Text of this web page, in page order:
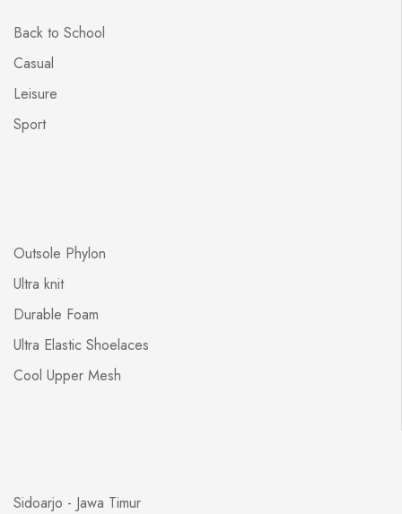
Back to School
Casual
Leisure
Sport
Outsole Phylon
Ultra knit
Durable Foam
Ultra Elastic Shoelaces
Cool Upper Mesh
Sidoarjo - Jawa Timur